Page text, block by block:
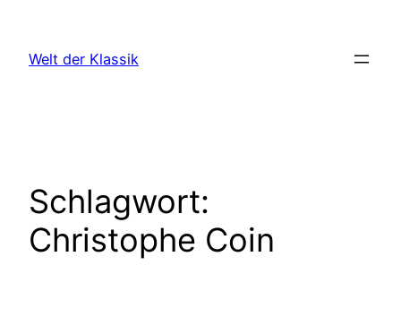
springen
Welt der Klassik
Schlagwort:
Christophe Coin